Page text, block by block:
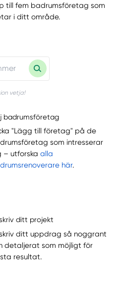
till fem badrumsföretag som
i ditt område.
vetja!
badrumsföretag
"Lägg till företag" på de
som intresserar
– utforskaalla
här.
ditt projekt
ditt uppdrag så noggrant
detaljerat som möjligt för
resultat.